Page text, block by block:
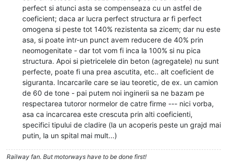
perfect si atunci asta se compenseaza cu un astfel de
coeficient; daca ar lucra perfect structura ar fi perfect
omogena si peste tot 140% rezistenta sa zicem; dar nu este
asa, si poate intr-un punct avem reducere de 40% prin
neomogenitate - dar tot vom fi inca la 100% si nu pica
structura. Apoi si pietricelele din beton (agregatele) nu sunt
perfecte, poate fi una prea ascutita, etc.. alt coeficient de
siguranta. Incarcarile care se iau teoretic, de ex. un camion
de 60 de tone - pai putem noi inginerii sa ne bazam pe
respectarea tutoror normelor de catre firme --- nici vorba,
asa ca incarcarea este crescuta prin alti coeficienti,
specifici tipului de cladire (la un acoperis peste un grajd mai
putin, la un spital mai mult...)
Railway fan. But motorways have to be done first!